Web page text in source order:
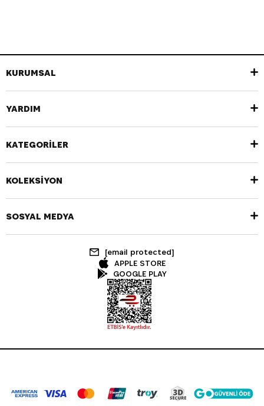
KURUMSAL
YARDIM
KATEGORİLER
KOLEKSİYON
SOSYAL MEDYA
[email protected]
APPLE STORE
GOOGLE PLAY